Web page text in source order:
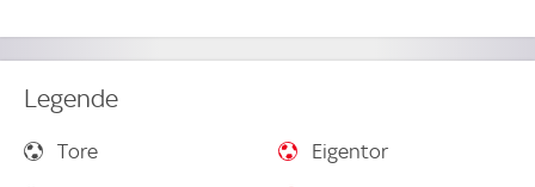
Legende
Tore
Eigentor